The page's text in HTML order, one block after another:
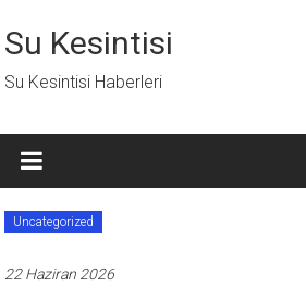
geç
Su Kesintisi
Su Kesintisi Haberleri
Uncategorized
22 Haziran 2026